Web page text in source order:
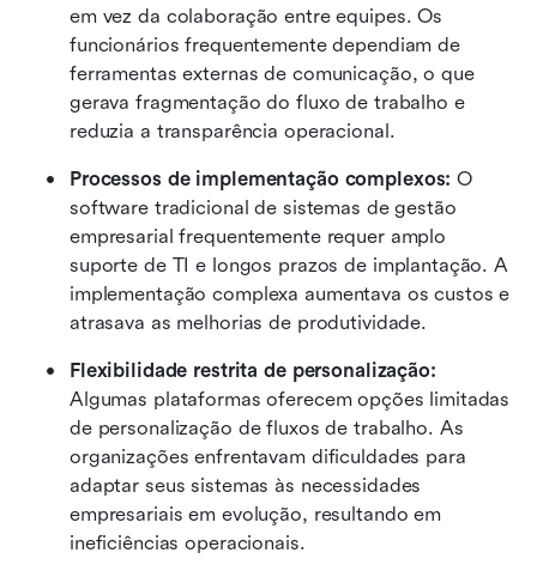
em vez da colaboração entre equipes. Os
funcionários frequentemente dependiam de
ferramentas externas de comunicação, o que
gerava fragmentação do fluxo de trabalho e
reduzia a transparência operacional.
Processos de implementação complexos: O
software tradicional de sistemas de gestão
empresarial frequentemente requer amplo
suporte de TI e longos prazos de implantação. A
implementação complexa aumentava os custos e
atrasava as melhorias de produtividade.
Flexibilidade restrita de personalização:
Algumas plataformas oferecem opções limitadas
de personalização de fluxos de trabalho. As
organizações enfrentavam dificuldades para
adaptar seus sistemas às necessidades
empresariais em evolução, resultando em
ineficiências operacionais.